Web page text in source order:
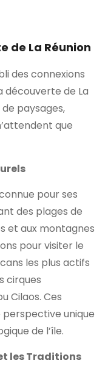
de La Réunion
des connexions
découverte de La
de paysages,
que
pour ses
des plages de
et aux montagnes
pour visiter le
les plus actifs
cirques
Cilaos. Ces
unique
de l’île.
les Traditions